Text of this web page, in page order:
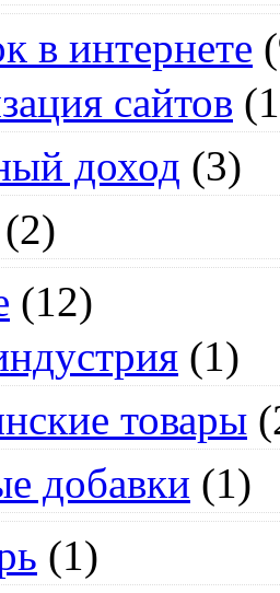
в интернете
сайтов
доход (3)
(2)
(12)
(1)
товары
добавки (1)
(1)